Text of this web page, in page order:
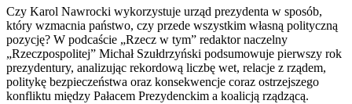
Czy Karol Nawrocki wykorzystuje urząd prezydenta w sposób,
który wzmacnia państwo, czy przede wszystkim własną polityczną
pozycję? W podcaście „Rzecz w tym” redaktor naczelny
„Rzeczpospolitej” Michał Szułdrzyński podsumowuje pierwszy rok
prezydentury, analizując rekordową liczbę wet, relacje z rządem,
politykę bezpieczeństwa oraz konsekwencje coraz ostrzejszego
konfliktu między Pałacem Prezydenckim a koalicją rządzącą.